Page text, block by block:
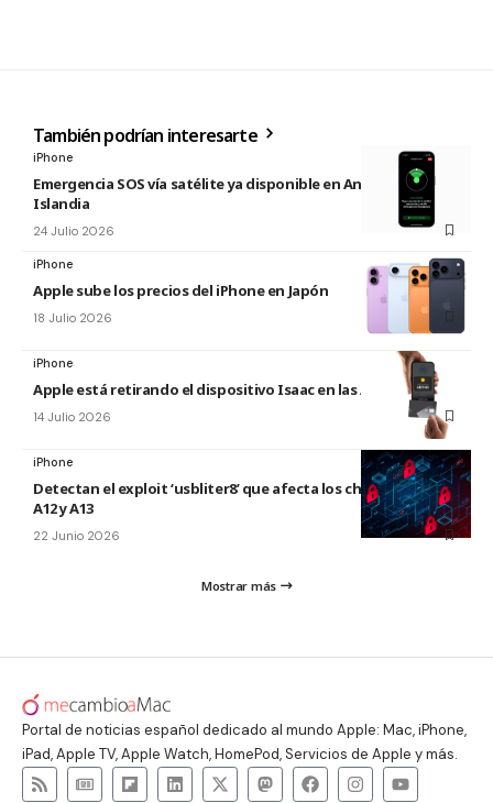
También podrían interesarte
iPhone
Emergencia SOS vía satélite ya disponible en Andorra e
Islandia
24 Julio 2026
iPhone
Apple sube los precios del iPhone en Japón
18 Julio 2026
iPhone
Apple está retirando el dispositivo Isaac en las Apple Store
14 Julio 2026
iPhone
Detectan el exploit ‘usbliter8’ que afecta los chips de Apple
A12 y A13
22 Junio 2026
Mostrar más
Portal de noticias español dedicado al mundo Apple: Mac, iPhone,
iPad, Apple TV, Apple Watch, HomePod, Servicios de Apple y más.